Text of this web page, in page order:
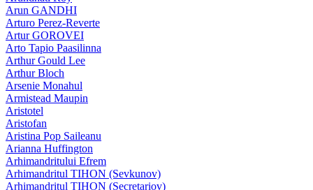
Arun GANDHI
Arturo Perez-Reverte
Artur GOROVEI
Arto Tapio Paasilinna
Arthur Gould Lee
Arthur Bloch
Arsenie Monahul
Armistead Maupin
Aristotel
Aristofan
Aristina Pop Saileanu
Arianna Huffington
Arhimandritului Efrem
Arhimandritul TIHON (Sevkunov)
Arhimandritul TIHON (Secretariov)